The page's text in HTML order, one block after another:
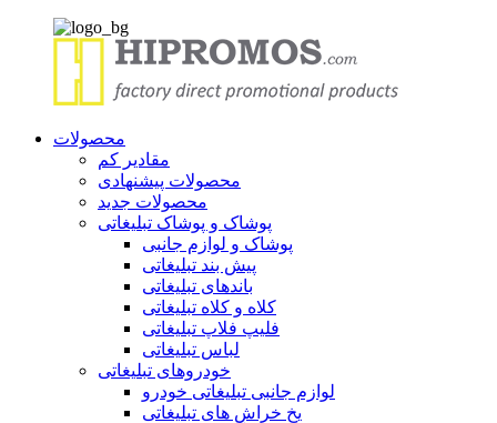
محصولات
مقادیر کم
محصولات پیشنهادی
محصولات جدید
پوشاک و پوشاک تبلیغاتی
پوشاک و لوازم جانبی
پیش بند تبلیغاتی
باندهای تبلیغاتی
کلاه و کلاه تبلیغاتی
فلیپ فلاپ تبلیغاتی
لباس تبلیغاتی
خودروهای تبلیغاتی
لوازم جانبی تبلیغاتی خودرو
یخ خراش های تبلیغاتی